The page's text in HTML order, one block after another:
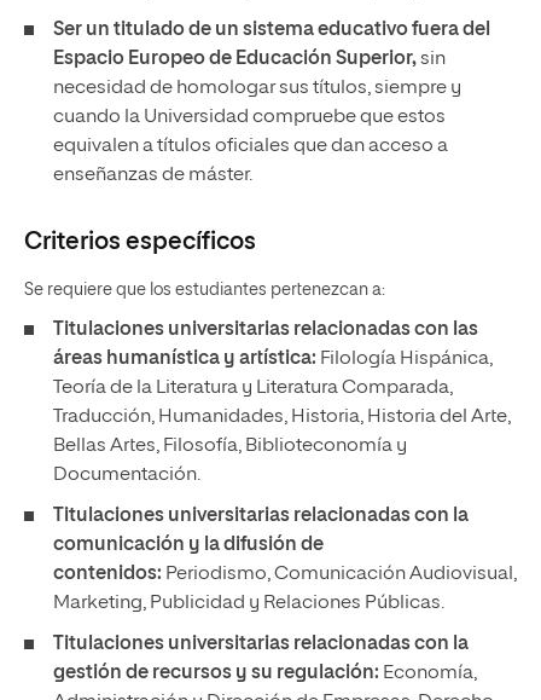
Ser un titulado de un sistema educativo fuera del
Espacio Europeo de Educación Superior,sin
necesidad de homologar sus títulos, siempre y
cuando la Universidad compruebe que estos
equivalen atítulos oficiales que dan acceso a
enseñanzas de máster.
Criterios específicos
Se requiere que los estudiantes pertenezcan a:
Titulaciones universitarias relacionadas con las
áreas humanística y artística: Filología Hispánica,
Teoría de la Literatura y Literatura Comparada,
Traducción, Humanidades, Historia, Historia del Arte,
Bellas Artes, Filosofía, Biblioteconomía y
Documentación.
Titulaciones universitarias relacionadas con la
comunicación y la difusión de
contenidos: Periodismo, Comunicación Audiovisual,
Marketing, Publicidad y Relaciones Públicas.
Titulaciones universitarias relacionadas con la
gestión de recursos y su regulación: Economía,